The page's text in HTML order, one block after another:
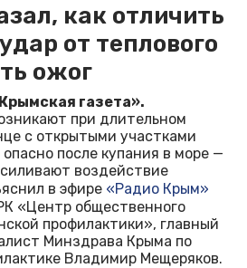
как отличить
от теплового
ожог
газета».
при длительном
с открытыми участками
после купания в море —
воздействие
в эфире «Радио Крым»
«Центр общественного
профилактики», главный
Минздрава Крыма по
Владимир Мещеряков.